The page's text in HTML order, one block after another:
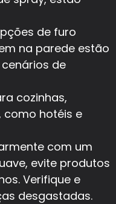
de furo
na parede estão
de
cozinhas,
como hotéis e
com um
evite produtos
Verifique e
desgastadas.